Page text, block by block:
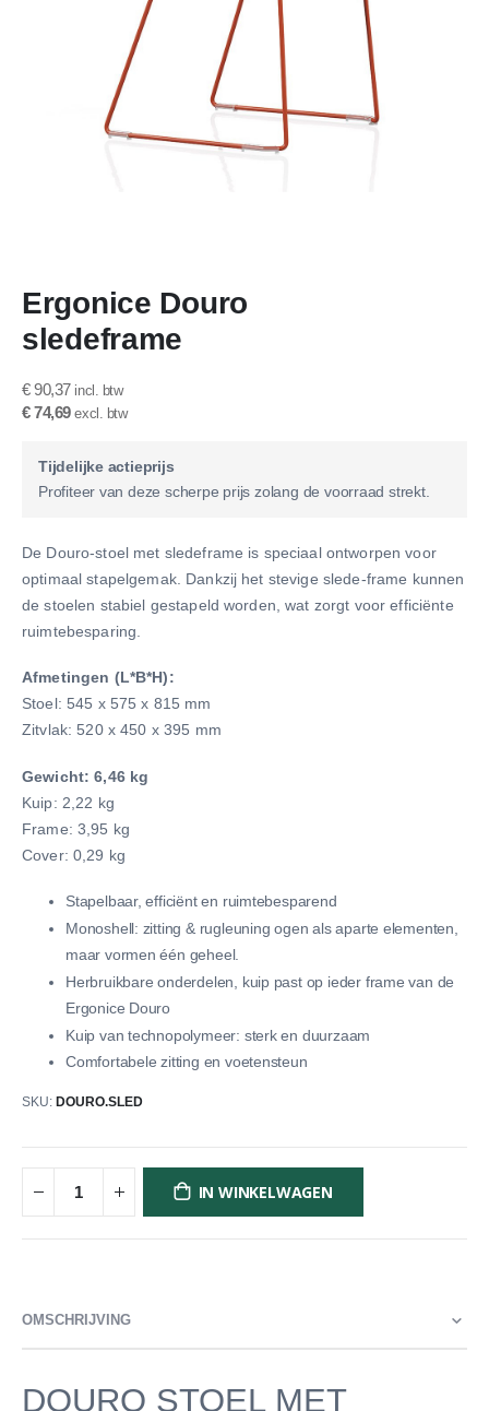
naar
het
begin
de
afbeeldingen-
Ergonice Douro
sledeframe
€ 90,37
€ 74,69
Tijdelijke actieprijs
Profiteer van deze scherpe prijs zolang de voorraad strekt.
De Douro-stoel met sledeframe is speciaal ontworpen voor
optimaal stapelgemak. Dankzij het stevige slede-frame kunnen
de stoelen stabiel gestapeld worden, wat zorgt voor efficiënte
ruimtebesparing.
Afmetingen (L*B*H):
Stoel: 545 x 575 x 815 mm
Zitvlak: 520 x 450 x 395 mm
Gewicht: 6,46 kg
Kuip: 2,22 kg
Frame: 3,95 kg
Cover: 0,29 kg
Stapelbaar, efficiënt en ruimtebesparend
Monoshell: zitting & rugleuning ogen als aparte elementen,
maar vormen één geheel.
Herbruikbare onderdelen, kuip past op ieder frame van de
Ergonice Douro
Kuip van technopolymeer: sterk en duurzaam
Comfortabele zitting en voetensteun
SKU DOURO.SLED
IN WINKELWAGEN
OMSCHRIJVING
DOURO STOEL MET